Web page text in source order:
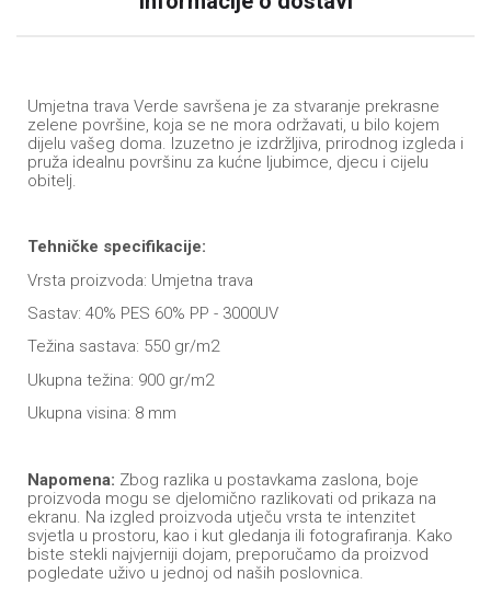
Umjetna trava Verde savršena je za stvaranje prekrasne
zelene površine, koja se ne mora održavati, u bilo kojem
dijelu vašeg doma. Izuzetno je izdržljiva, prirodnog izgleda i
pruža idealnu površinu za kućne ljubimce, djecu i cijelu
obitelj.
Tehničke specifikacije:
Vrsta proizvoda: Umjetna trava
Sastav: 40% PES 60% PP - 3000UV
Težina sastava: 550 gr/m2
Ukupna težina: 900 gr/m2
Ukupna visina: 8 mm
Napomena: Zbog razlika u postavkama zaslona, boje
proizvoda mogu se djelomično razlikovati od prikaza na
ekranu. Na izgled proizvoda utječu vrsta te intenzitet
svjetla u prostoru, kao i kut gledanja ili fotografiranja. Kako
biste stekli najvjerniji dojam, preporučamo da proizvod
pogledate uživo u jednoj od naših poslovnica.